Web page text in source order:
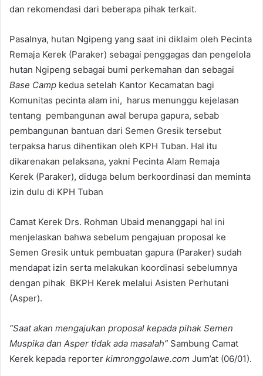
dan rekomendasi dari beberapa pihak terkait.
Pasalnya, hutan Ngipeng yang saat ini diklaim oleh Pecinta
Remaja Kerek (Paraker) sebagai penggagas dan pengelola
hutan Ngipeng sebagai bumi perkemahan dan sebagai
Base Camp kedua setelah Kantor Kecamatan bagi
Komunitas pecinta alam ini, harus menunggu kejelasan
tentang pembangunan awal berupa gapura, sebab
pembangunan bantuan dari Semen Gresik tersebut
terpaksa harus dihentikan oleh KPH Tuban. Hal itu
dikarenakan pelaksana, yakni Pecinta Alam Remaja
Kerek (Paraker), diduga belum berkoordinasi dan meminta
izin dulu di KPH Tuban
Camat Kerek Drs. Rohman Ubaid menanggapi hal ini
menjelaskan bahwa sebelum pengajuan proposal ke
Semen Gresik untuk pembuatan gapura (Paraker) sudah
mendapat izin serta melakukan koordinasi sebelumnya
dengan pihak BKPH Kerek melalui Asisten Perhutani
(Asper).
“Saat akan mengajukan proposal kepada pihak Semen
Muspika dan Asper tidak ada masalah” Sambung Camat
Kerek kepada reporter kimronggolawe.com Jum’at (06/01).